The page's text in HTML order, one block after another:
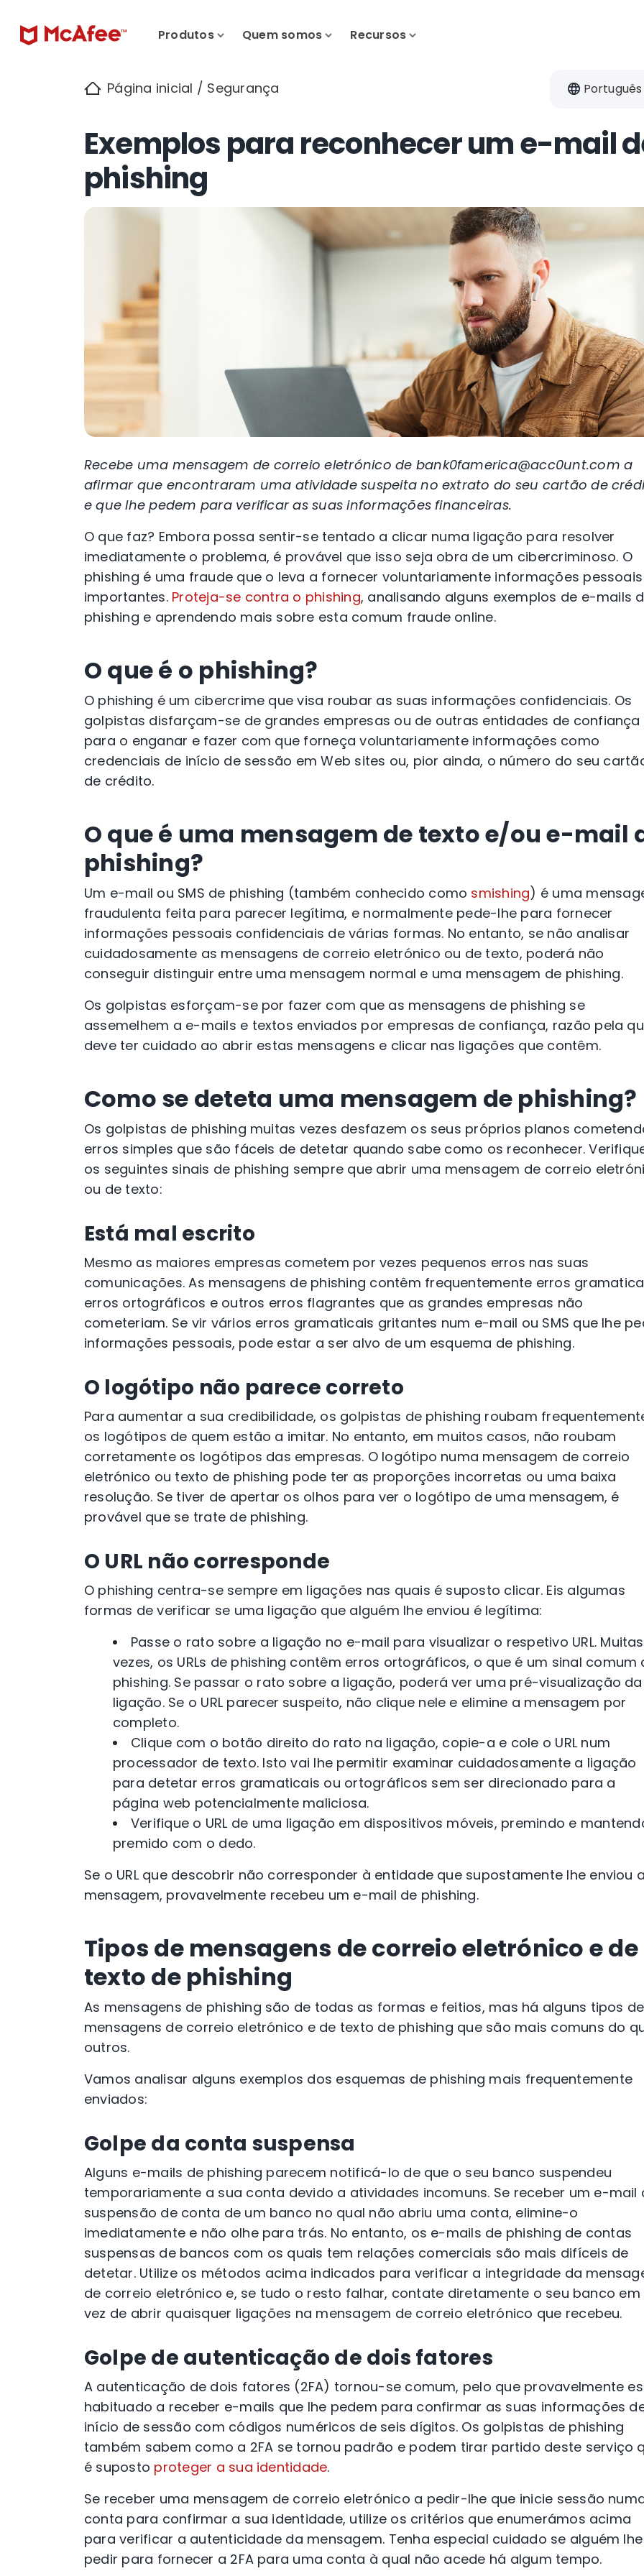
Produtos Quem somos Recursos
Página inicial / Segurança
Exemplos para reconhecer um e-mail
phishing
Recebe uma mensagem de correio eletrónico de bank0famerica@acc0unt.com a
afirmar que encontraram uma atividade suspeita no extrato do seu cartão de
e que lhe pedem para verificar as suas informações financeiras.
O que faz? Embora possa sentir-se tentado a clicar numa ligação para resolver
imediatamente o problema, é provável que isso seja obra de um cibercriminoso. O
phishing é uma fraude que o leva a fornecer voluntariamente informações pessoais
importantes. Proteja-se contra o phishing, analisando alguns exemplos de e-mails
phishing e aprendendo mais sobre esta comum fraude online.
O que é o phishing?
O phishing é um cibercrime que visa roubar as suas informações confidenciais. Os
golpistas disfarçam-se de grandes empresas ou de outras entidades de confiança
para o enganar e fazer com que forneça voluntariamente informações como
credenciais de início de sessão em Web sites ou, pior ainda, o número do seu
de crédito.
O que é uma mensagem de texto e/ou e-mail
phishing?
Um e-mail ou SMS de phishing (também conhecido como smishing) é uma
fraudulenta feita para parecer legítima, e normalmente pede-lhe para fornecer
informações pessoais confidenciais de várias formas. No entanto, se não analisar
cuidadosamente as mensagens de correio eletrónico ou de texto, poderá não
conseguir distinguir entre uma mensagem normal e uma mensagem de phishing.
Os golpistas esforçam-se por fazer com que as mensagens de phishing se
assemelhem a e-mails e textos enviados por empresas de confiança, razão pela
deve ter cuidado ao abrir estas mensagens e clicar nas ligações que contêm.
Como se deteta uma mensagem de phishing?
Os golpistas de phishing muitas vezes desfazem os seus próprios planos
erros simples que são fáceis de detetar quando sabe como os reconhecer.
os seguintes sinais de phishing sempre que abrir uma mensagem de correio
ou de texto:
Está mal escrito
Mesmo as maiores empresas cometem por vezes pequenos erros nas suas
comunicações. As mensagens de phishing contêm frequentemente erros
erros ortográficos e outros erros flagrantes que as grandes empresas não
cometeriam. Se vir vários erros gramaticais gritantes num e-mail ou SMS que lhe
informações pessoais, pode estar a ser alvo de um esquema de phishing.
O logótipo não parece correto
Para aumentar a sua credibilidade, os golpistas de phishing roubam
os logótipos de quem estão a imitar. No entanto, em muitos casos, não roubam
corretamente os logótipos das empresas. O logótipo numa mensagem de correio
eletrónico ou texto de phishing pode ter as proporções incorretas ou uma baixa
resolução. Se tiver de apertar os olhos para ver o logótipo de uma mensagem, é
provável que se trate de phishing.
O URL não corresponde
O phishing centra-se sempre em ligações nas quais é suposto clicar. Eis algumas
formas de verificar se uma ligação que alguém lhe enviou é legítima:
Passe o rato sobre a ligação no e-mail para visualizar o respetivo URL. Muitas
vezes, os URLs de phishing contêm erros ortográficos, o que é um sinal comum
phishing. Se passar o rato sobre a ligação, poderá ver uma pré-visualização da
ligação. Se o URL parecer suspeito, não clique nele e elimine a mensagem por
completo.
Clique com o botão direito do rato na ligação, copie-a e cole o URL num
processador de texto. Isto vai lhe permitir examinar cuidadosamente a ligação
para detetar erros gramaticais ou ortográficos sem ser direcionado para a
página web potencialmente maliciosa.
Verifique o URL de uma ligação em dispositivos móveis, premindo e
premido com o dedo.
Se o URL que descobrir não corresponder à entidade que supostamente lhe enviou a
mensagem, provavelmente recebeu um e-mail de phishing.
Tipos de mensagens de correio eletrónico e de
texto de phishing
As mensagens de phishing são de todas as formas e feitios, mas há alguns tipos de
mensagens de correio eletrónico e de texto de phishing que são mais comuns do
outros.
Vamos analisar alguns exemplos dos esquemas de phishing mais frequentemente
enviados:
Golpe da conta suspensa
Alguns e-mails de phishing parecem notificá-lo de que o seu banco suspendeu
temporariamente a sua conta devido a atividades incomuns. Se receber um e-mail
suspensão de conta de um banco no qual não abriu uma conta, elimine-o
imediatamente e não olhe para trás. No entanto, os e-mails de phishing de contas
suspensas de bancos com os quais tem relações comerciais são mais difíceis de
detetar. Utilize os métodos acima indicados para verificar a integridade da
de correio eletrónico e, se tudo o resto falhar, contate diretamente o seu banco em
vez de abrir quaisquer ligações na mensagem de correio eletrónico que recebeu.
Golpe de autenticação de dois fatores
A autenticação de dois fatores (2FA) tornou-se comum, pelo que provavelmente
habituado a receber e-mails que lhe pedem para confirmar as suas informações
início de sessão com códigos numéricos de seis dígitos. Os golpistas de phishing
também sabem como a 2FA se tornou padrão e podem tirar partido deste serviço
é suposto proteger a sua identidade.
Se receber uma mensagem de correio eletrónico a pedir-lhe que inicie sessão
conta para confirmar a sua identidade, utilize os critérios que enumerámos acima
para verificar a autenticidade da mensagem. Tenha especial cuidado se alguém lhe
pedir para fornecer a 2FA para uma conta à qual não acede há algum tempo.